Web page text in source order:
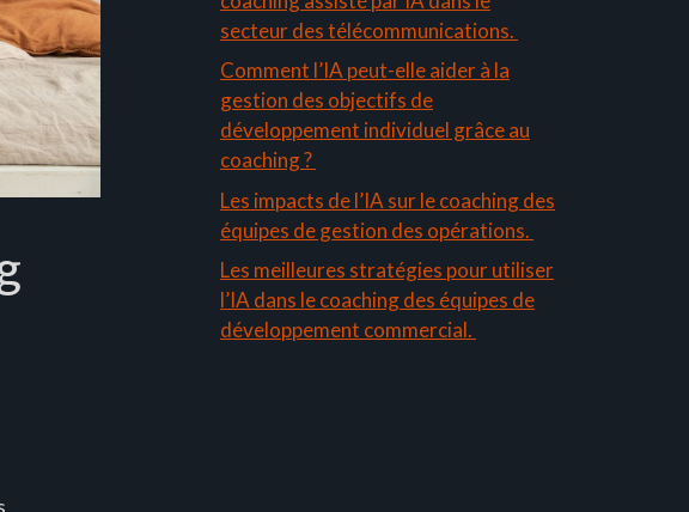
secteur des télécommunications.
Comment l’IA peut-elle aider à la
gestion des objectifs de
développement individuel grâce au
coaching ?
Les impacts de l’IA sur le coaching des
équipes de gestion des opérations.
Les meilleures stratégies pour utiliser
l’IA dans le coaching des équipes de
développement commercial.